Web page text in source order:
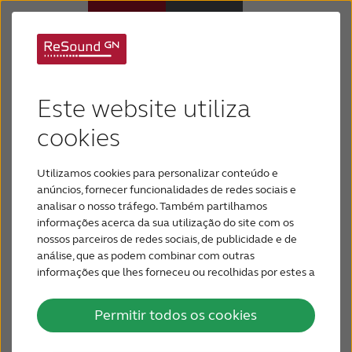
Este website utiliza
cookies
Utilizamos cookies para personalizar conteúdo e
anúncios, fornecer funcionalidades de redes sociais e
analisar o nosso tráfego. Também partilhamos
informações acerca da sua utilização do site com os
nossos parceiros de redes sociais, de publicidade e de
análise, que as podem combinar com outras
informações que lhes forneceu ou recolhidas por estes a
Permitir todos os cookies
Perda Auditiva
Por que ReSound
Suporte & Cuidado
PARA PROFISSIONAIS
BRASIL
Embora o zumbido seja uma condição muito
diferente.Existem diferentes tipos de zumbido, e é
provável que seu zumbido caia dentro de uma
dessas categorias.
Tinnitus subjetivo